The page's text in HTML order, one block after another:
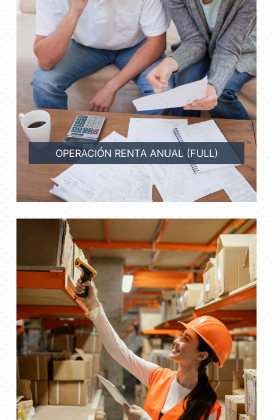
OPERACIÓN RENTA ANUAL (FULL)